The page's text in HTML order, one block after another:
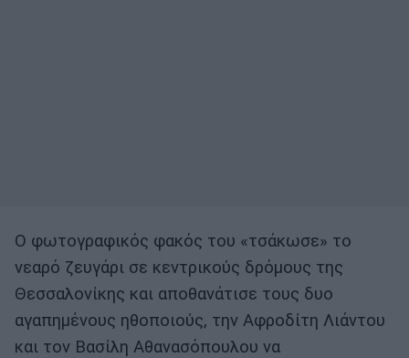
Ο φωτογραφικός φακός του «τσάκωσε» το
νεαρό ζευγάρι σε κεντρικούς δρόμους της
Θεσσαλονίκης και αποθανάτισε τους δυο
αγαπημένους ηθοποιούς, την Αφροδίτη Λιάντου
και τον Βασίλη Αθανασόπουλου να